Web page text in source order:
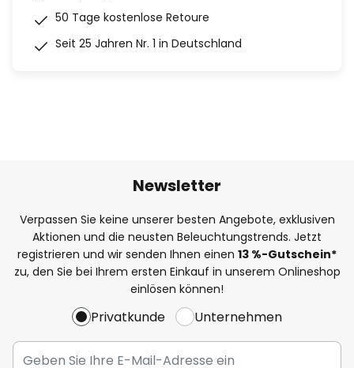
50 Tage kostenlose Retoure
Seit 25 Jahren Nr. 1 in Deutschland
Newsletter
Verpassen Sie keine unserer besten Angebote, exklusiven
Aktionen und die neusten Beleuchtungstrends. Jetzt
registrieren und wir senden Ihnen einen 13 %-Gutschein*
zu, den Sie bei Ihrem ersten Einkauf in unserem Onlineshop
einlösen können!
Privatkunde Unternehmen